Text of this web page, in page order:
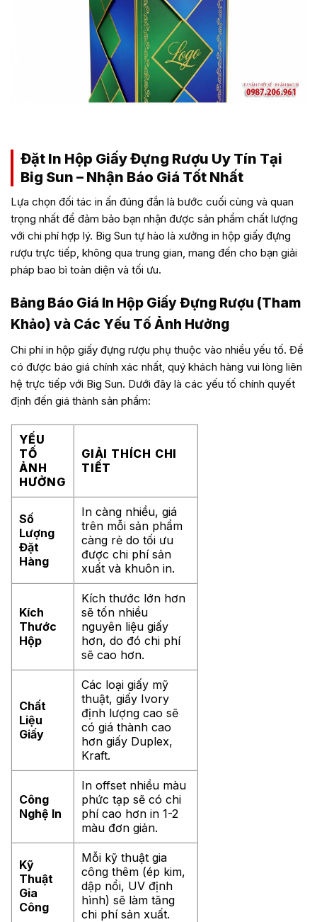
Đặt In Hộp Giấy Đựng Rượu Uy Tín Tại
Big Sun – Nhận Báo Giá Tốt Nhất
Lựa chọn đối tác in ấn đúng đắn là bước cuối cùng và quan
trọng nhất để đảm bảo bạn nhận được sản phẩm chất lượng
với chi phí hợp lý. Big Sun tự hào là xưởng in hộp giấy đựng
rượu trực tiếp, không qua trung gian, mang đến cho bạn giải
pháp bao bì toàn diện và tối ưu.
Bảng Báo Giá In Hộp Giấy Đựng Rượu (Tham
Khảo) và Các Yếu Tố Ảnh Hưởng
Chi phí in hộp giấy đựng rượu phụ thuộc vào nhiều yếu tố. Để
có được báo giá chính xác nhất, quý khách hàng vui lòng liên
hệ trực tiếp với Big Sun. Dưới đây là các yếu tố chính quyết
định đến giá thành sản phẩm:
YẾU
TỐ
ẢNH
HƯỞNG
GIẢI THÍCH CHI
TIẾT
Số
Lượng
Đặt
Hàng
In càng nhiều, giá
trên mỗi sản phẩm
càng rẻ do tối ưu
được chi phí sản
xuất và khuôn in.
Kích
Thước
Hộp
Kích thước lớn hơn
sẽ tốn nhiều
nguyên liệu giấy
hơn, do đó chi phí
sẽ cao hơn.
Chất
Liệu
Giấy
Các loại giấy mỹ
thuật, giấy Ivory
định lượng cao sẽ
có giá thành cao
hơn giấy Duplex,
Kraft.
Công
Nghệ In
In offset nhiều màu
phức tạp sẽ có chi
phí cao hơn in 1-2
màu đơn giản.
Kỹ
Thuật
Gia
Công
Mỗi kỹ thuật gia
công thêm (ép kim,
dập nổi, UV định
hình) sẽ làm tăng
chi phí sản xuất.